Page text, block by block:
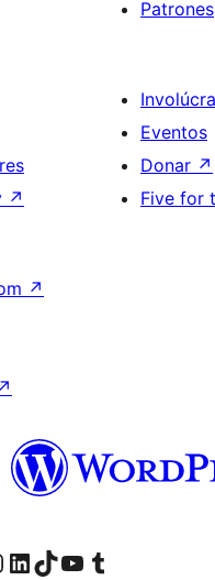
Patrones
↗
Eventos
Donar ↗
Five for
↗
↗
de Facebook
cuenta de Instagram
Visita nuestra cuenta de LinkedIn
Visit our TikTok account
Visita nuestro canal de YouTube
Visit our Tumblr account